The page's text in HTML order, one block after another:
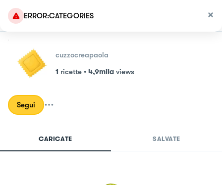
ERROR:CATEGORIES
cuzzocreapaola
1 ricette • 4,9mila views
Segui
CARICATE SALVATE